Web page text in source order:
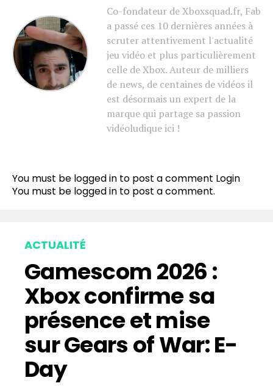
Co-fondateur de Xboxsquad.fr, Fab
a passé ces 10 dernières années à
scruter attentivement l'actualité
jeu vidéo et plus particulièrement
celle de Xbox. Auteur de milliers
de news, de centaines de vidéos il
est désormais un expert de la
marque qui partage sa passion
vidéoludique ici !
You must be logged in to post a comment Login
You must be logged in to post a comment.
ACTUALITÉ
Gamescom 2026 :
Xbox confirme sa
présence et mise
sur Gears of War: E-
Day